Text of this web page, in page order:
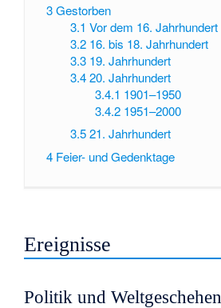
3Gestorben
3.1 Vor dem 16. Jahrhundert
3.2 16. bis 18. Jahrhundert
3.3 19. Jahrhundert
3.4 20. Jahrhundert
3.4.1 1901–1950
3.4.2 1951–2000
3.5 21. Jahrhundert
4 Feier- und Gedenktage
Ereignisse
Politik und Weltgeschehen